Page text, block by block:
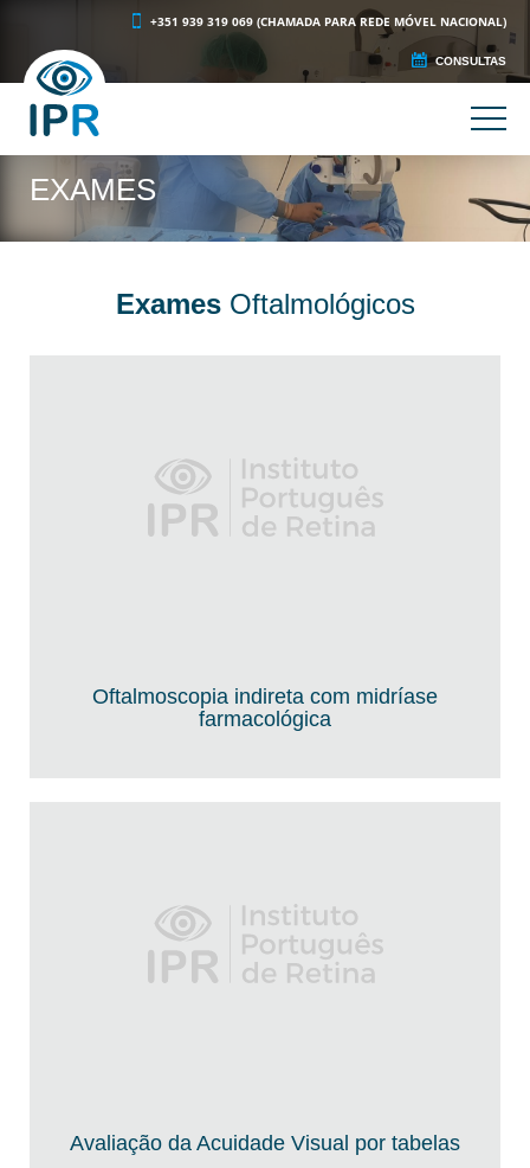
+351 939 319 069 (CHAMADA PARA REDE MÓVEL NACIONAL)
CONSULTAS
EXAMES
ExamesOftalmológicos
Oftalmoscopia indireta com midríase
farmacológica
Avaliação da Acuidade Visual por tabelas